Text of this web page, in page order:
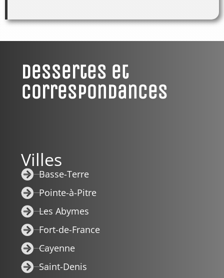
Dessertes et
Correspondances
Villes
Basse-Terre
Pointe-à-Pitre
Les Abymes
Fort-de-France
Cayenne
Saint-Denis